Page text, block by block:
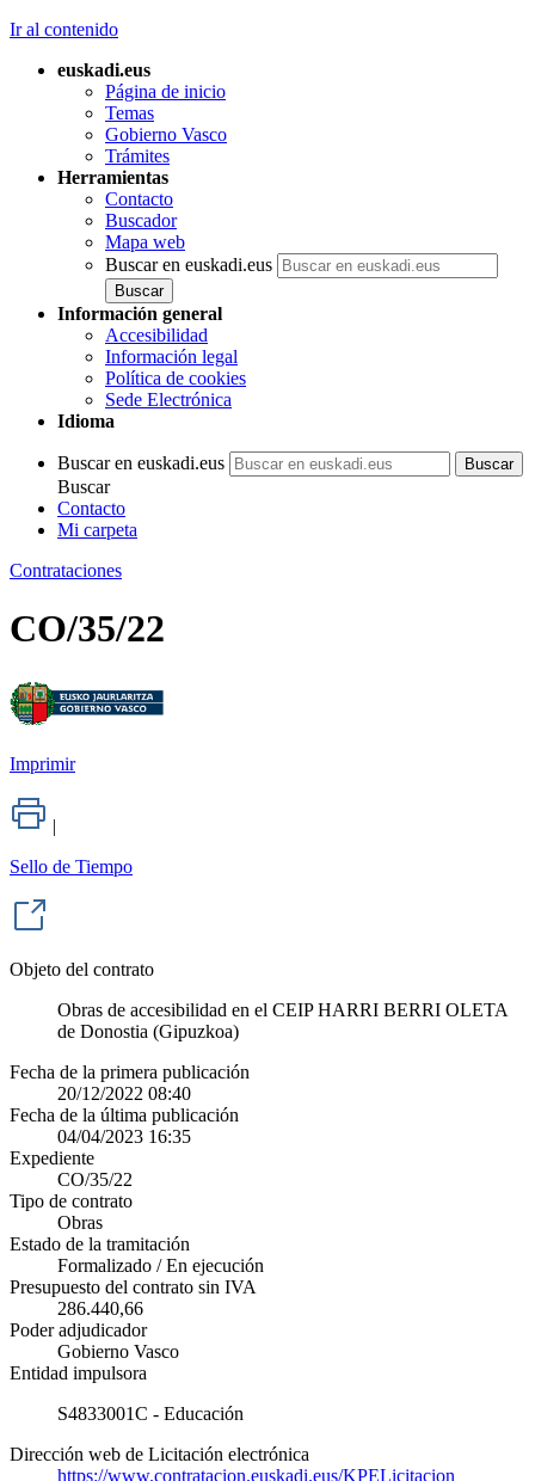
Ir al contenido
euskadi.eus
Página de inicio
Temas
Gobierno Vasco
Trámites
Herramientas
Contacto
Buscador
Mapa web
Buscar en euskadi.eus
Información general
Accesibilidad
Información legal
Política de cookies
Sede Electrónica
Idioma
Buscar en euskadi.eus
Buscar
Contacto
Mi carpeta
Contrataciones
CO/35/22
Imprimir
|
Sello de Tiempo
Objeto del contrato
Obras de accesibilidad en el CEIP HARRI BERRI OLETA
de Donostia (Gipuzkoa)
Fecha de la primera publicación
20/12/2022 08:40
Fecha de la última publicación
04/04/2023 16:35
Expediente
CO/35/22
Tipo de contrato
Obras
Estado de la tramitación
Formalizado / En ejecución
Presupuesto del contrato sin IVA
286.440,66
Poder adjudicador
Gobierno Vasco
Entidad impulsora
S4833001C - Educación
Dirección web de Licitación electrónica
https://www.contratacion.euskadi.eus/KPELicitacion